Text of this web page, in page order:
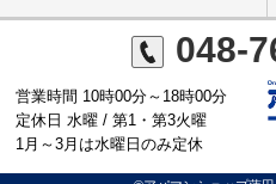
048-
営業時間 10時00分～18時00分
定休日 水曜 / 第1・第3火曜
1月～3月は水曜日のみ定休